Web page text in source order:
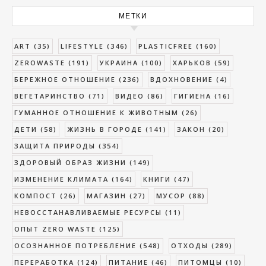
МЕТКИ
ART (35) LIFESTYLE (346) PLASTICFREE (160)
ZEROWASTE (191) УКРАИНА (100) ХАРЬКОВ (59)
БЕРЕЖНОЕ ОТНОШЕНИЕ (236) ВДОХНОВЕНИЕ (4)
ВЕГЕТАРИНСТВО (71) ВИДЕО (86) ГИГИЕНА (16)
ГУМАННОЕ ОТНОШЕНИЕ К ЖИВОТНЫМ (26)
ДЕТИ (58) ЖИЗНЬ В ГОРОДЕ (141) ЗАКОН (20)
ЗАЩИТА ПРИРОДЫ (354)
ЗДОРОВЫЙ ОБРАЗ ЖИЗНИ (149)
ИЗМЕНЕНИЕ КЛИМАТА (164) КНИГИ (47)
КОМПОСТ (26) МАГАЗИН (27) МУСОР (88)
НЕВОССТАНАВЛИВАЕМЫЕ РЕСУРСЫ (11)
ОПЫТ ZERO WASTE (125)
ОСОЗНАННОЕ ПОТРЕБЛЕНИЕ (548) ОТХОДЫ (289)
ПЕРЕРАБОТКА (124) ПИТАНИЕ (46) ПИТОМЦЫ (10)